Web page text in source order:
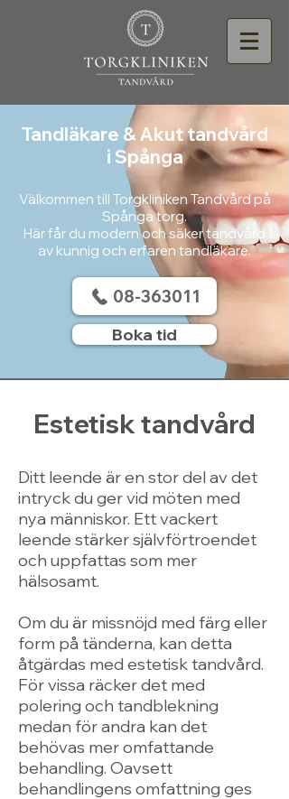
Estetisk tandvård
Ditt leende är en stor del av det
intryck du ger vid möten med
nya människor. Ett vackert
leende stärker självförtroendet
och uppfattas som mer
hälsosamt.
Om du är missnöjd med färg eller
form på tänderna, kan detta
åtgärdas med estetisk tandvård.
För vissa räcker det med
polering och tandblekning
medan för andra kan det
behövas mer omfattande
behandling. Oavsett
behandlingens omfattning ges
Tandläkare & Akut tandvård
i Spånga
Välkommen till Torgkliniken Tandvård på
Spånga torg.
Här får du modern och säker tandvård
av kunnig och erfaren tandläkare.
08-363011
Boka tid